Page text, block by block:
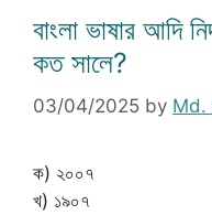
বাংলা ভাষার আদি
কত সালে?
03/04/2025 by Md.
ক) ২০০৭
খ) ১৯০৭